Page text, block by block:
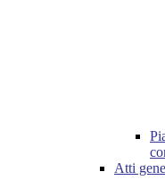
Atti